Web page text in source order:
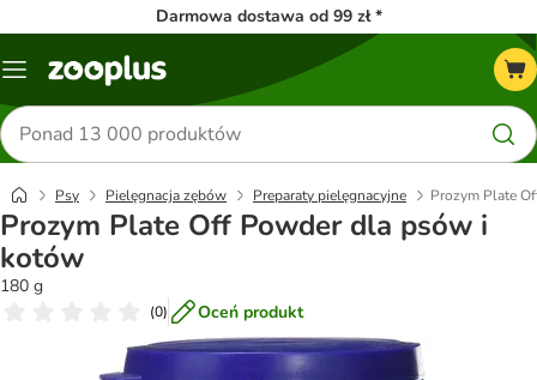
Darmowa dostawa od 99 zł *
Menu
Szukaj
produktów
Psy Pielęgnacja zębów Preparaty pielęgnacyjne Prozym Plate
Prozym Plate Off Powder dla psów i
kotów
180 g
(0) Oceń produkt